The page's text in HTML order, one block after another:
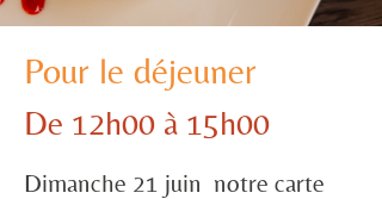
Pour le déjeuner
De 12h00 à 15h00
Dimanche 21 juin notre carte